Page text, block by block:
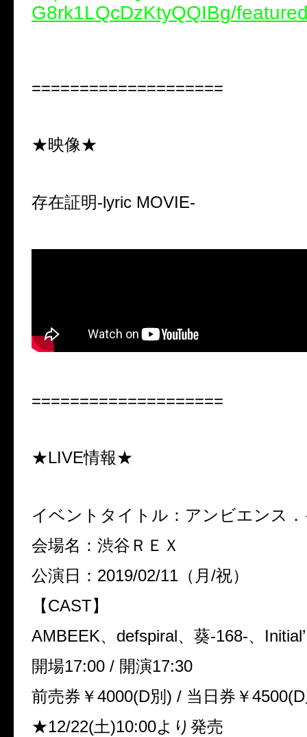
G8rk1LQcDzKtyQQIBg/
====================
★映像★
存在証明-lyric MOVIE-
====================
★LIVE情報★
イベントタイトル：アンビエンス
会場名：渋谷ＲＥＸ
公演日：2019/02/11（月/祝）
【CAST】
AMBEEK、defspiral、葵-168-、
開場17:00 / 開演17:30
前売券￥4000(D別) / 当日券￥
★12/22(土)10:00より発売